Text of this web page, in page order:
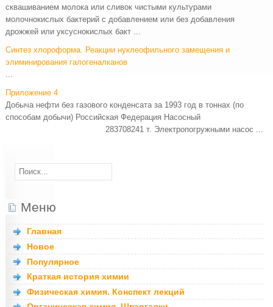
сквашиванием молока или сливок чистыми культурами
молочнокислых бактерий с добавлением или без добавления
дрожжей или уксуснокислых бакт ...
Синтез хлороформа. Реакции нуклеофильного замещения и
элиминирования галогеналканов
...
Приложение 4
Добыча нефти без газового конденсата за 1993 год в тоннах (по
способам добычи) Российская Федерация Насосный
283708241 т. Электропогружными насос ...
Меню
Главная
Новое
Популярное
Краткая история химии
Физическая химия. Конспект лекций